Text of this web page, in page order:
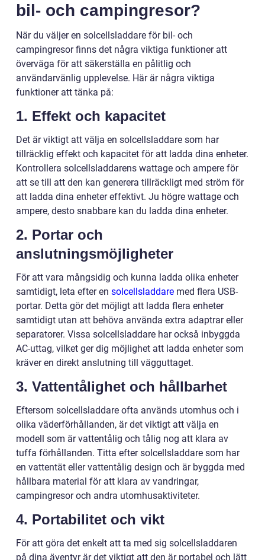
bil- och campingresor?
När du väljer en solcellsladdare för bil- och
campingresor finns det några viktiga funktioner att
överväga för att säkerställa en pålitlig och
användarvänlig upplevelse. Här är några viktiga
funktioner att tänka på:
1. Effekt och kapacitet
Det är viktigt att välja en solcellsladdare som har
tillräcklig effekt och kapacitet för att ladda dina enheter.
Kontrollera solcellsladdarens wattage och ampere för
att se till att den kan generera tillräckligt med ström för
att ladda dina enheter effektivt. Ju högre wattage och
ampere, desto snabbare kan du ladda dina enheter.
2. Portar och
anslutningsmöjligheter
För att vara mångsidig och kunna ladda olika enheter
samtidigt, leta efter en solcellsladdare med flera USB-
portar. Detta gör det möjligt att ladda flera enheter
samtidigt utan att behöva använda extra adaptrar eller
separatorer. Vissa solcellsladdare har också inbyggda
AC-uttag, vilket ger dig möjlighet att ladda enheter som
kräver en direkt anslutning till vägguttaget.
3. Vattentålighet och hållbarhet
Eftersom solcellsladdare ofta används utomhus och i
olika väderförhållanden, är det viktigt att välja en
modell som är vattentålig och tålig nog att klara av
tuffa förhållanden. Titta efter solcellsladdare som har
en vattentät eller vattentålig design och är byggda med
hållbara material för att klara av vandringar,
campingresor och andra utomhusaktiviteter.
4. Portabilitet och vikt
För att göra det enkelt att ta med sig solcellsladdaren
på dina äventyr är det viktigt att den är portabel och lätt